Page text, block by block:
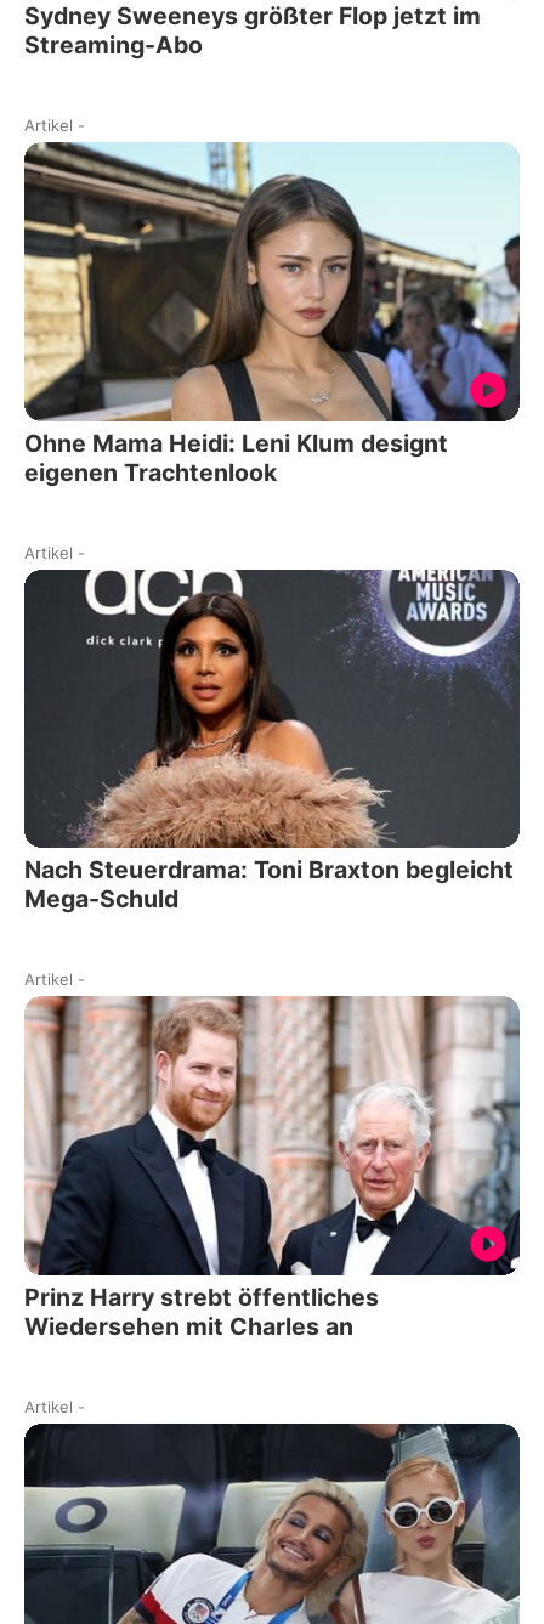
Sydney Sweeneys größter Flop jetzt im
Streaming-Abo
Artikel -
Ohne Mama Heidi: Leni Klum designt
eigenen Trachtenlook
Artikel -
Nach Steuerdrama: Toni Braxton begleicht
Mega-Schuld
Artikel -
Prinz Harry strebt öffentliches
Wiedersehen mit Charles an
Artikel -